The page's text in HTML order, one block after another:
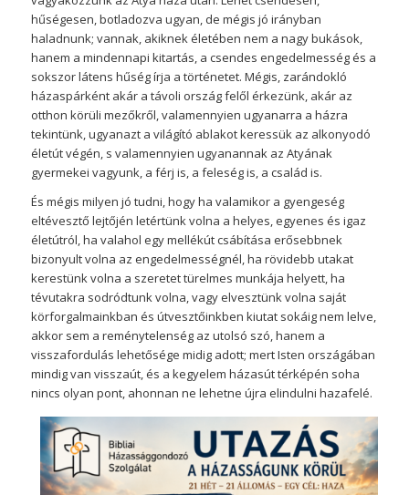
hűségesen, botladozva ugyan, de mégis jó irányban
haladnunk; vannak, akiknek életében nem a nagy bukások,
hanem a mindennapi kitartás, a csendes engedelmesség és a
sokszor látens hűség írja a történetet. Mégis, zarándokló
házaspárként akár a távoli ország felől érkezünk, akár az
otthon körüli mezőkről, valamennyien ugyanarra a házra
tekintünk, ugyanazt a világító ablakot keressük az alkonyodó
életút végén, s valamennyien ugyanannak az Atyának
gyermekei vagyunk, a férj is, a feleség is, a család is.
És mégis milyen jó tudni, hogy ha valamikor a gyengeség
eltévesztő lejtőjén letértünk volna a helyes, egyenes és igaz
életútról, ha valahol egy mellékút csábítása erősebbnek
bizonyult volna az engedelmességnél, ha rövidebb utakat
kerestünk volna a szeretet türelmes munkája helyett, ha
tévutakra sodródtunk volna, vagy elvesztünk volna saját
körforgalmainkban és útvesztőinkben kiutat sokáig nem lelve,
akkor sem a reménytelenség az utolsó szó, hanem a
visszafordulás lehetősége midig adott; mert Isten országában
mindig van visszaút, és a kegyelem házasút térképén soha
nincs olyan pont, ahonnan ne lehetne újra elindulni hazafelé.